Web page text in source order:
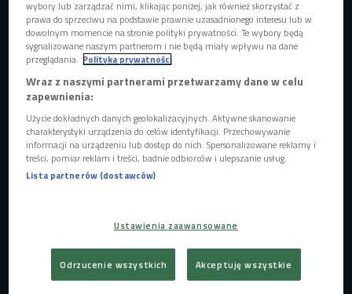
W tym roku mija 100 lat od odzyskania niepodległości i
obchodzimy setną rocznicę uzyskania przez Polki praw
wyborczych. Miasto Stołeczne Warszawa wyszło z
wybory lub zarządzać nimi, klikając poniżej, jak również skorzystać z
prawa do sprzeciwu na podstawie prawnie uzasadnionego interesu lub w
dowolnym momencie na stronie polityki prywatności. Te wybory będą
sygnalizowane naszym partnerom i nie będą miały wpływu na dane
przeglądania. Polityka prywatności
Wraz z naszymi partnerami przetwarzamy dane w celu
zapewnienia:
Użycie dokładnych danych geolokalizacyjnych. Aktywne skanowanie
charakterystyki urządzenia do celów identyfikacji. Przechowywanie
informacji na urządzeniu lub dostęp do nich. Spersonalizowane reklamy i
treści, pomiar reklam i treści, badnie odbiorców i ulepszanie usług.
Lista partnerów (dostawców)
Ustawienia zaawansowane
Odrzucenie wszystkich Akceptuję wszystkie